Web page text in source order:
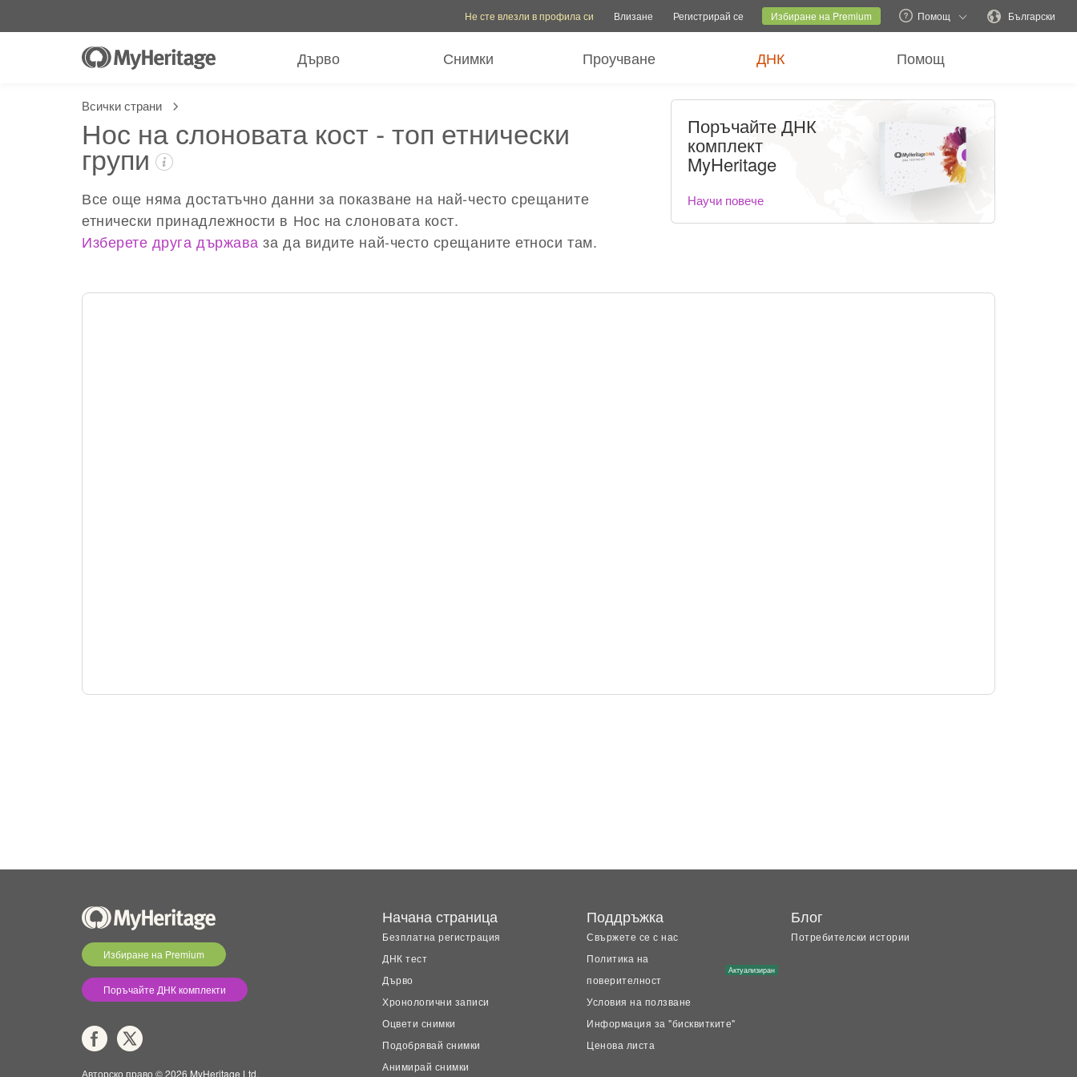
Текущ сайтСмяна на езика
Не сте влезли в профила си Влизане Регистрирай се Избиране на Premium Помощ Български
Дърво Снимки Проучване ДНК Помощ
Всички страни
Нос на слоновата кост - топ етнически
групи
Все още няма достатъчно данни за показване на най-често срещаните
етнически принадлежности в Нос на слоновата кост.
Изберете друга държава за да видите най-често срещаните етноси там.
Поръчайте ДНК
комплект
MyHeritage
Научи повече
Избиране на Premium
Поръчайте ДНК комплекти
Авторско право © 2026 MyHeritage Ltd.
Начана страница
Безплатна регистрация
ДНК тест
Дърво
Хронологични записи
Оцвети снимки
Подобрявай снимки
Анимирай снимки
Поддръжка
Свържете се с нас
Политика на
поверителност
Актуализиран
Условия на ползване
Информация за "бисквитките"
Ценова листа
Блог
Потребителски истории